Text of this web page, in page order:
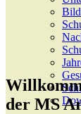
der MS